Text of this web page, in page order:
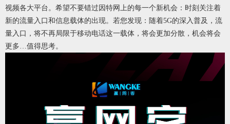
视频各大平台。希望不要错过因特网上的每一个新机会：时刻关注着
新的流量入口和信息载体的出现。若您发现：随着5G的深入普及，流
量入口，将不再局限于移动电话这一载体，将会更加分散，机会将会
更多…值得思考。